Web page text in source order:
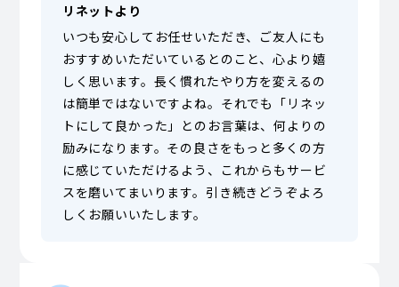
リネットより
いつも安心してお任せいただき、ご友人にも
おすすめいただいているとのこと、心より嬉
しく思います。長く慣れたやり方を変えるの
は簡単ではないですよね。それでも「リネッ
トにして良かった」とのお言葉は、何よりの
励みになります。その良さをもっと多くの方
に感じていただけるよう、これからもサービ
スを磨いてまいります。引き続きどうぞよろ
しくお願いいたします。